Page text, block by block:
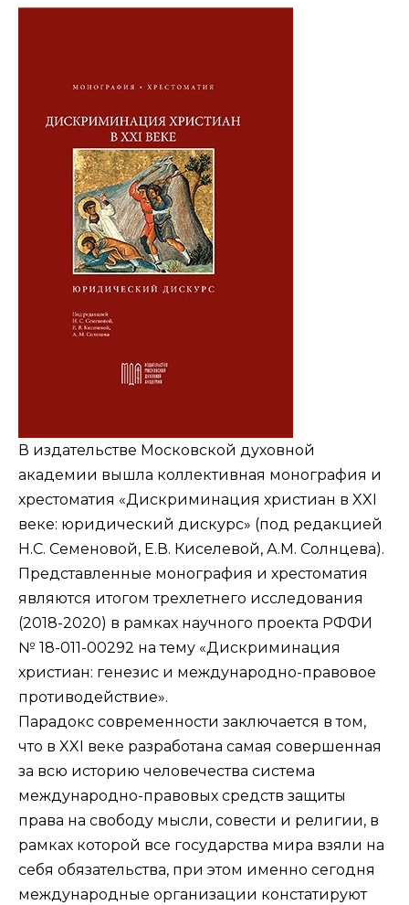
В издательстве Московской духовной
академии вышла коллективная монография и
хрестоматия «Дискриминация христиан в XXI
веке: юридический дискурс» (под редакцией
Н.С. Семеновой, Е.В. Киселевой, А.М. Солнцева).
Представленные монография и хрестоматия
являются итогом трехлетнего исследования
(2018-2020) в рамках научного проекта РФФИ
№ 18-011-00292 на тему «Дискриминация
христиан: генезис и международно-правовое
противодействие».
Парадокс современности заключается в том,
что в XXI веке разработана самая совершенная
за всю историю человечества система
международно-правовых средств защиты
права на свободу мысли, совести и религии, в
рамках которой все государства мира взяли на
себя обязательства, при этом именно сегодня
международные организации констатируют